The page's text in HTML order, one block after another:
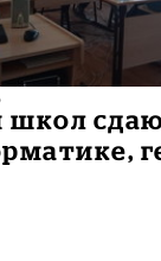
школ